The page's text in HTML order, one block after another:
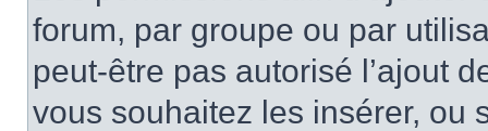
forum, par groupe ou par
peut-être pas autorisé l’ajout
vous souhaitez les insérer, ou